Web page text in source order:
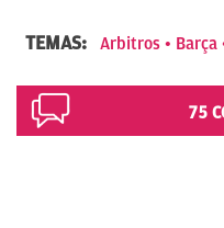
TEMAS: Arbitros Barça
75